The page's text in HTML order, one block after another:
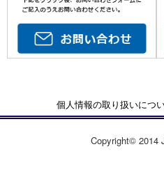
個人情報の取り扱いにつ
Copyright© 2014